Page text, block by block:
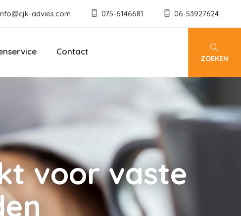
advies.com 075-6146681 06-53927624
Contact
ZOEKEN
voor vaste